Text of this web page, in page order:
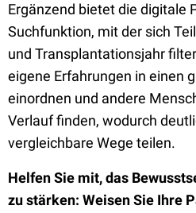
Ergänzend bietet die digitale
Suchfunktion, mit der sich
und Transplantationsjahr
eigene Erfahrungen in einen
einordnen und andere
Verlauf finden, wodurch
vergleichbare Wege teilen.
Helfen Sie mit, das
zu stärken: Weisen Sie Ihre